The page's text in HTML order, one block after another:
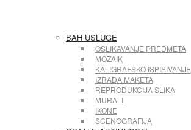
BAH USLUGE
OSLIKAVANJE PREDMETA
MOZAIK
KALIGRAFSKO ISPISIVANJE
IZRADA MAKETA
REPRODUKCIJA SLIKA
MURALI
IKONE
SCENOGRAFIJA